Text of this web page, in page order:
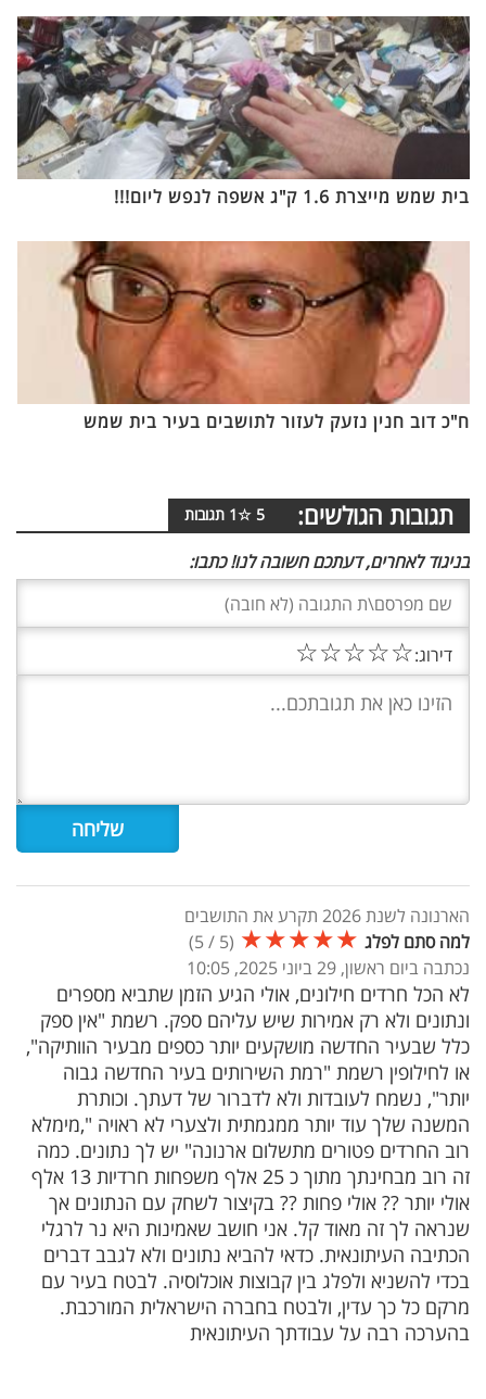
בית שמש מייצרת 1.6 ק"ג אשפה לנפש ליום!!!
ח"כ דוב חנין נזעק לעזור לתושבים בעיר בית שמש
תגובות הגולשים: 5
☆
1 תגובות
בניגוד לאחרים, דעתכם חשובה לנו! כתבו:
דירוג:☆
☆
☆
☆
☆
הארנונה לשנת 2026 תקרע את התושבים
למה סתם לפלג ★
★
★
★
★
(
5
/
5
)
נכתבה ביום ראשון, 29 ביוני 2025, 10:05
לא הכל חרדים חילונים, אולי הגיע הזמן שתביא מספרים
ונתונים ולא רק אמירות שיש עליהם ספק. רשמת "אין ספק
כלל שבעיר החדשה מושקעים יותר כספים מבעיר הוותיקה",
או לחילופין רשמת "רמת השירותים בעיר החדשה גבוה
יותר", נשמח לעובדות ולא לדברור של דעתך. וכותרת
המשנה שלך עוד יותר ממגמתית ולצערי לא ראויה ",מימלא
רוב החרדים פטורים מתשלום ארנונה" יש לך נתונים. כמה
זה רוב מבחינתך מתוך כ 25 אלף משפחות חרדיות 13 אלף
אולי יותר ?? אולי פחות ?? בקיצור לשחק עם הנתונים אך
שנראה לך זה מאוד קל. אני חושב שאמינות היא נר לרגלי
הכתיבה העיתונאית. כדאי להביא נתונים ולא לגבב דברים
בכדי להשניא ולפלג בין קבוצות אוכלוסיה. לבטח בעיר עם
מרקם כל כך עדין, ולבטח בחברה הישראלית המורכבת.
בהערכה רבה על עבודתך העיתונאית